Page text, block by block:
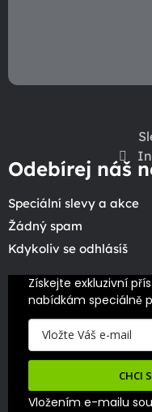
Odebírej náš
Speciální slevy a akce
Žádný spam
Kdykoliv se odhlásíš
Získejte exkluzivní
nabídkám speciálně
CHCI
Vložením e-mailu